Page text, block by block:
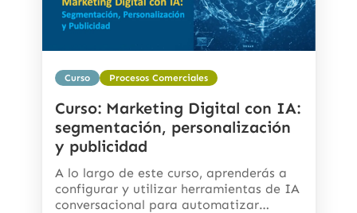
Curso Procesos Comerciales
Curso: Marketing Digital con IA:
segmentación, personalización
y publicidad
A lo largo de este curso, aprenderás a
configurar y utilizar herramientas de IA
conversacional para automatizar